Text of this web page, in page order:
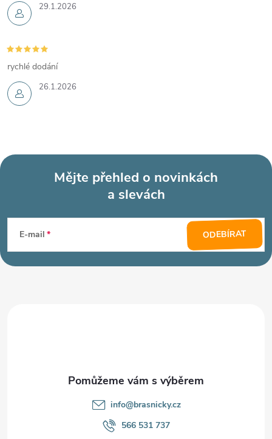
29.1.2026
26.1.2026
rychlé dodání
p
Mějte přehled o novinkách
a slevách
E-mail ODEBÍRAT
info@brasnicky.cz
566 531 737